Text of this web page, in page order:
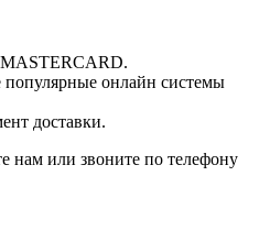
онлайн системы
доставки.
или звоните по телефону